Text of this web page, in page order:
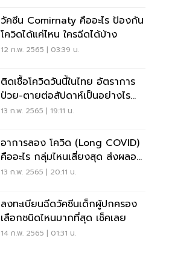
วัคซีน Comirnaty คืออะไร ป้องกัน
โควิดได้แค่ไหน ใครฉีดได้บ้าง
12 ก.พ. 2565 | 03:39 น.
ติดเชื้อโควิดวันนี้ในไทย อัตราการ
ป่วย-ตายต่อสัปดาห์เป็นอย่างไร
เช็คเลย
13 ก.พ. 2565 | 19:11 น.
อาการลอง โควิด (Long COVID)
คืออะไร กลุ่มไหนเสี่ยงสุด ส่งผลอ
ย่างไรต่อร่างกาย
13 ก.พ. 2565 | 20:11 น.
ลงทะเบียนฉีดวัคซีนเด็กผู้ปกครอง
เลือกชนิดไหนมากที่สุด เช็คเลย
14 ก.พ. 2565 | 01:31 น.